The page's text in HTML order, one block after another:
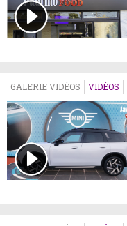
GALERIE VIDÉOS VIDÉOS